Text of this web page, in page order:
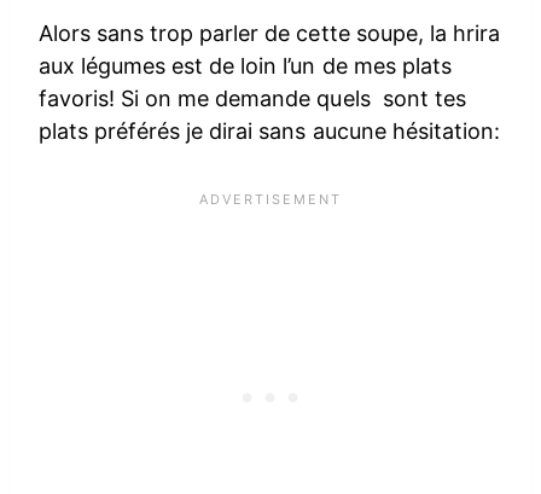
Alors sans trop parler de cette soupe, la hrira
aux légumes est de loin l’un de mes plats
favoris! Si on me demande quels sont tes
plats préférés je dirai sans aucune hésitation: